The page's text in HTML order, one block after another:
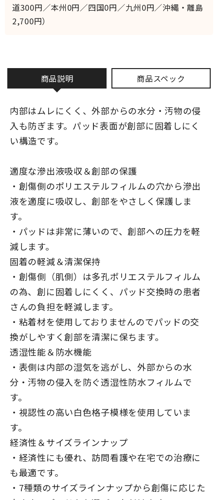
商品説明 商品スペック
内部はムレにくく、外部からの水分・汚物の侵
入も防ぎます。パッド表面が創部に固着しにく
い構造です。
適度な滲出液吸収＆創部の保護
・創傷側のポリエステルフィルムの穴から滲出
液を適度に吸収し、創部をやさしく保護しま
す。
・パッドは非常に薄いので、創部への圧力を軽
減します。
固着の軽減＆清潔保持
・創傷側（肌側）は多孔ポリエステルフィルム
の為、創に固着しにくく、パッド交換時の患者
さんの負担を軽減します。
・粘着材を使用しておりませんのでパッドの交
換がしやすく創部を清潔に保ちます。
透湿性能＆防水機能
・表側は内部の湿気を逃がし、外部からの水
分・汚物の侵入を防ぐ透湿性防水フィルムで
す。
・視認性の高い白色格子模様を使用していま
す。
経済性＆サイズラインナップ
・経済性にも優れ、訪問看護や在宅での治療に
も最適です。
・7種類のサイズラインナップから創傷に応じた
道300円／本州0円／四国0円／九州0円／沖縄・離島
2,700円）